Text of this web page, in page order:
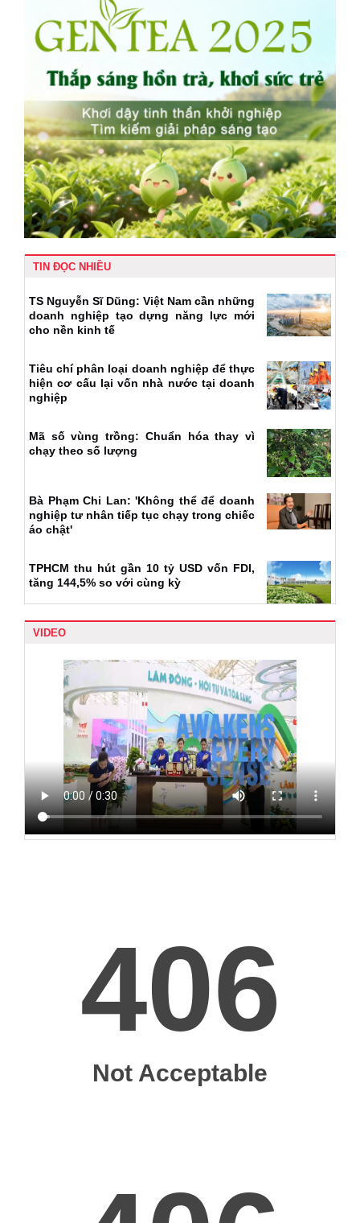
TIN ĐỌC NHIỀU
TS Nguyễn Sĩ Dũng: Việt Nam cần những
doanh nghiệp tạo dựng năng lực mới
cho nền kinh tế
Tiêu chí phân loại doanh nghiệp để thực
hiện cơ cấu lại vốn nhà nước tại doanh
nghiệp
Mã số vùng trồng: Chuẩn hóa thay vì
chạy theo số lượng
Bà Phạm Chi Lan: 'Không thể để doanh
nghiệp tư nhân tiếp tục chạy trong chiếc
áo chật'
TPHCM thu hút gần 10 tỷ USD vốn FDI,
tăng 144,5% so với cùng kỳ
VIDEO